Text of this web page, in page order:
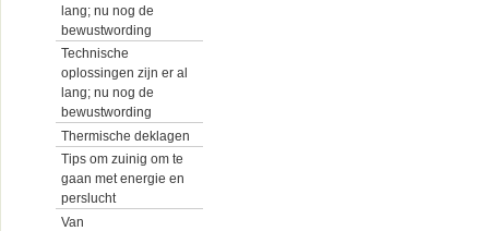
lang; nu nog de
bewustwording
Technische
oplossingen zijn er al
lang; nu nog de
bewustwording
Thermische deklagen
Tips om zuinig om te
gaan met energie en
perslucht
Van